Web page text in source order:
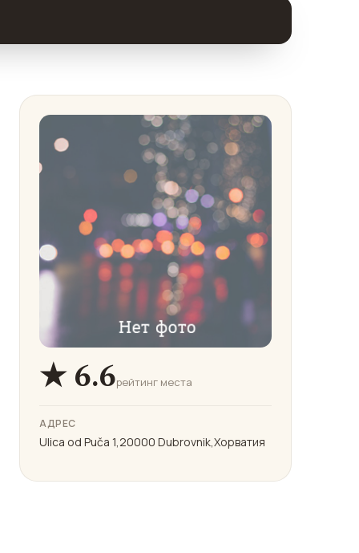
★ 6.6рейтинг места
АДРЕС
Ulica od Puča 1,20000 Dubrovnik,Хорватия